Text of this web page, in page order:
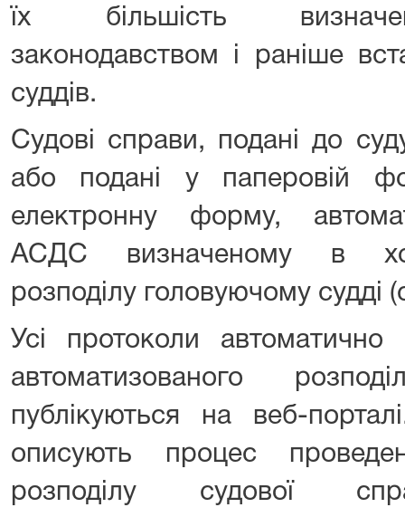
їх більшість
законодавством і раніше
суддів.
Судові справи, подані до
або подані у паперовій
електронну форму,
АСДС визначеному в
розподілу головуючому судді
Усі протоколи
автоматизованого
публікуються на веб-
описують процес
розподілу судової